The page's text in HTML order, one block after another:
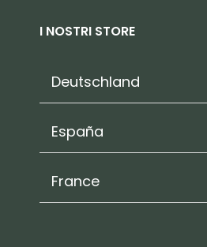
I NOSTRI STORE
Deutschland
España
France